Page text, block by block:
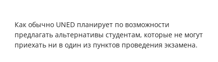
Как обычно UNED планирует по возможности
предлагать альтернативы студентам, которые не могут
приехать ни в один из пунктов проведения экзамена.